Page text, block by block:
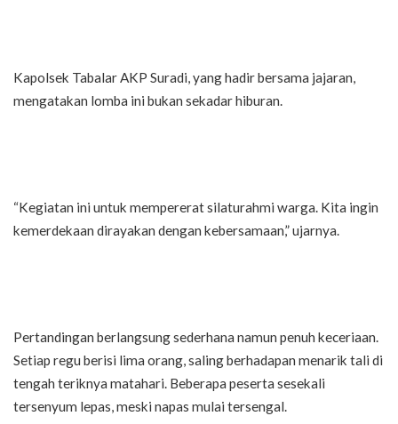
Kapolsek Tabalar AKP Suradi, yang hadir bersama jajaran,
mengatakan lomba ini bukan sekadar hiburan.
“Kegiatan ini untuk mempererat silaturahmi warga. Kita ingin
kemerdekaan dirayakan dengan kebersamaan,” ujarnya.
Pertandingan berlangsung sederhana namun penuh keceriaan.
Setiap regu berisi lima orang, saling berhadapan menarik tali di
tengah teriknya matahari. Beberapa peserta sesekali
tersenyum lepas, meski napas mulai tersengal.